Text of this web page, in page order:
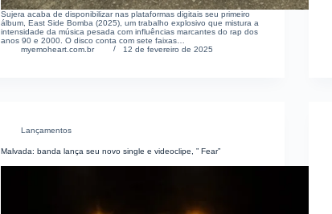
Sujera acaba de disponibilizar nas plataformas digitais seu primeiro
álbum, East Side Bomba (2025), um trabalho explosivo que mistura a
intensidade da música pesada com influências marcantes do rap dos
anos 90 e 2000. O disco conta com sete faixas…
myemoheart.com.br
12 de fevereiro de 2025
Lançamentos
Malvada: banda lança seu novo single e videoclipe, ” Fear”